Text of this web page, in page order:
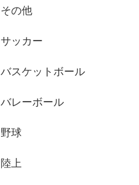
その他
サッカー
バスケットボール
バレーボール
野球
陸上